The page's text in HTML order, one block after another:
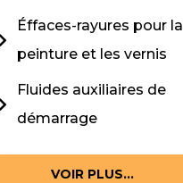
Éffaces-rayures pour la
peinture et les vernis
Fluides auxiliaires de
démarrage
VOIR PLUS...